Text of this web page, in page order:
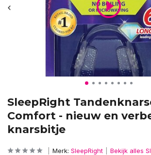
SleepRight
Comfort - nieuw en
knarsbitje
Merk: SleepRight Bekijk alles